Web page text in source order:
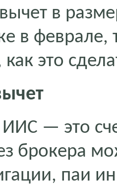
в
в феврале,
это
— это
брокера
паи